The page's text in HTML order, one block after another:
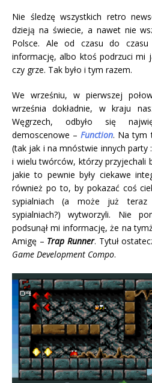
Nie śledzę wszystkich retro
dzieją na świecie, a nawet nie
Polsce. Ale od czasu do czasu
informację, albo ktoś podrzuci mi
czy grze. Tak było i tym razem.
We wrześniu, w pierwszej
września dokładnie, w kraju
Węgrzech, odbyło się
demoscenowe –Function. Na tym
(tak jak i na mnóstwie innych party
i wielu twórców, którzy przyjechali
jakie to pewnie były ciekawe
również po to, by pokazać coś
sypialniach (a może już
sypialniach?) wytworzyli. Nie
podsunął mi informację, że na
Amigę – Trap Runner. Tytuł
Game Development Compo.